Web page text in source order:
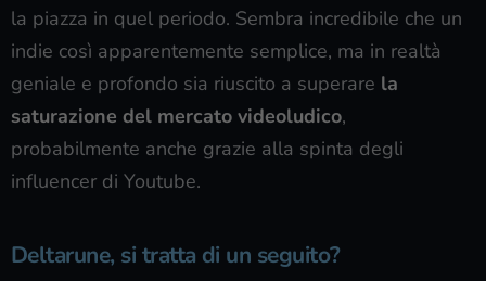
la piazza in quel periodo. Sembra incredibile che un
indie così apparentemente semplice, ma in realtà
geniale e profondo sia riuscito a superare la
saturazione del mercato videoludico,
probabilmente anche grazie alla spinta degli
influencer di Youtube.
Deltarune, si tratta di un seguito?